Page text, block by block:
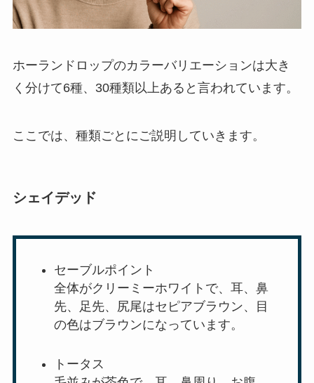
ホーランドロップのカラーバリエーションは大き
く分けて6種、30種類以上あると言われています。
ここでは、種類ごとにご説明していきます。
シェイデッド
セーブルポイント
全体がクリーミーホワイトで、耳、鼻
先、足先、尻尾はセピアブラウン、目
の色はブラウンになっています。
トータス